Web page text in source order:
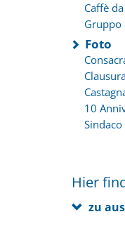
Caffè
Gruppo
Foto
10
Hier
zu